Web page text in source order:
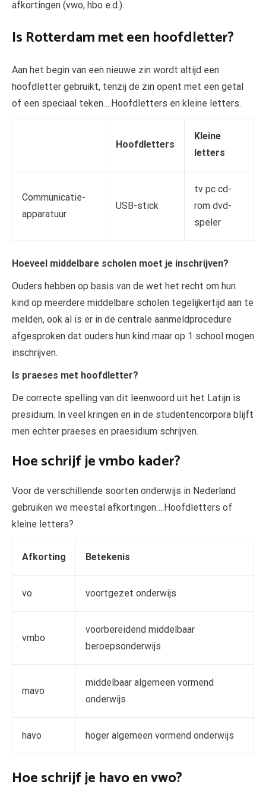
afkortingen (vwo, hbo e.d.).
Is Rotterdam met een hoofdletter?
Aan het begin van een nieuwe zin wordt altijd een
hoofdletter gebruikt, tenzij de zin opent met een getal
of een speciaal teken….Hoofdletters en kleine letters.
Hoofdletters
Kleine
letters
Communicatie-
apparatuur
USB-stick
tv pc cd-
rom dvd-
speler
Hoeveel middelbare scholen moet je inschrijven?
Ouders hebben op basis van de wet het recht om hun
kind op meerdere middelbare scholen tegelijkertijd aan te
melden, ook al is er in de centrale aanmeldprocedure
afgesproken dat ouders hun kind maar op 1 school mogen
inschrijven.
Is praeses met hoofdletter?
De correcte spelling van dit leenwoord uit het Latijn is
presidium. In veel kringen en in de studentencorpora blijft
men echter praeses en praesidium schrijven.
Hoe schrijf je vmbo kader?
Voor de verschillende soorten onderwijs in Nederland
gebruiken we meestal afkortingen….Hoofdletters of
kleine letters?
Afkorting Betekenis
vo voortgezet onderwijs
vmbo
voorbereidend middelbaar
beroepsonderwijs
mavo
middelbaar algemeen vormend
onderwijs
havo hoger algemeen vormend onderwijs
Hoe schrijf je havo en vwo?